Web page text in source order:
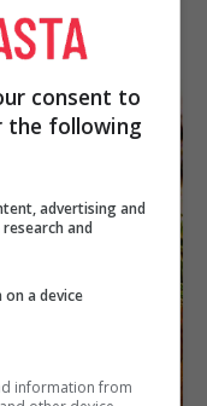
consent to
the following
advertising and
and
a device
information from